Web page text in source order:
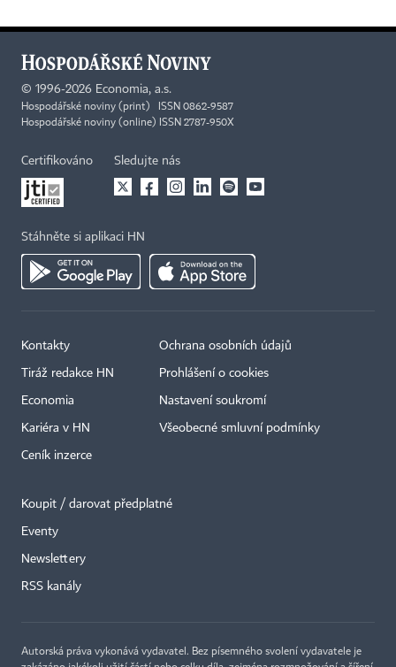
© 1996-2026 Economia, a.s.
Hospodářské noviny (print) ISSN 0862-9587
Hospodářské noviny (online) ISSN 2787-950X
Certifikováno Sledujte nás
Stáhněte si aplikaci HN
Kontakty
Tiráž redakce HN
Economia
Kariéra v HN
Ceník inzerce
Ochrana osobních údajů
Prohlášení o cookies
Nastavení soukromí
Všeobecné smluvní podmínky
Koupit / darovat předplatné
Eventy
Newslettery
RSS kanály
Autorská práva vykonává vydavatel. Bez písemného svolení vydavatele je